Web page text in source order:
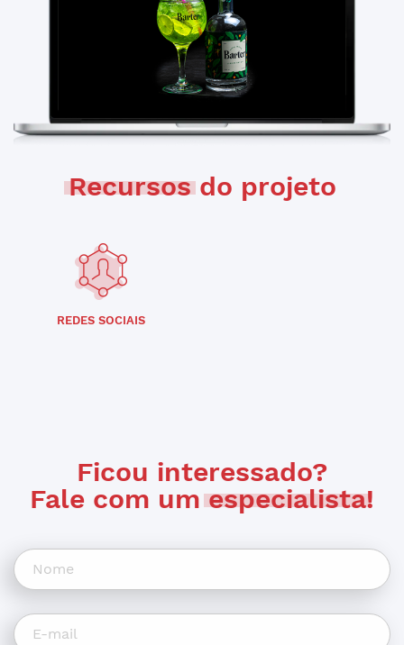
Recursosdo projeto
REDES SOCIAIS
Ficou interessado?
Fale com umespecialista!